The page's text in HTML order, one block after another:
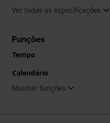
Ver todas as especificações
Funções
Tempo
Calendário
Mostrar funções